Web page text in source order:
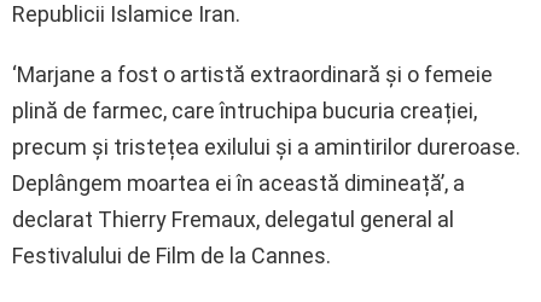
Republicii Islamice Iran.
‘Marjane a fost o artistă extraordinară și o femeie
plină de farmec, care întruchipa bucuria creației,
precum și tristețea exilului și a amintirilor dureroase.
Deplângem moartea ei în această dimineață’, a
declarat Thierry Fremaux, delegatul general al
Festivalului de Film de la Cannes.